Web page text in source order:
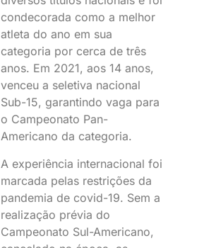
condecorada como a melhor
atleta do ano em sua
categoria por cerca de três
anos. Em 2021, aos 14 anos,
venceu a seletiva nacional
Sub-15, garantindo vaga para
o Campeonato Pan-
Americano da categoria.
A experiência internacional foi
marcada pelas restrições da
pandemia de covid-19. Sem a
realização prévia do
Campeonato Sul-Americano,